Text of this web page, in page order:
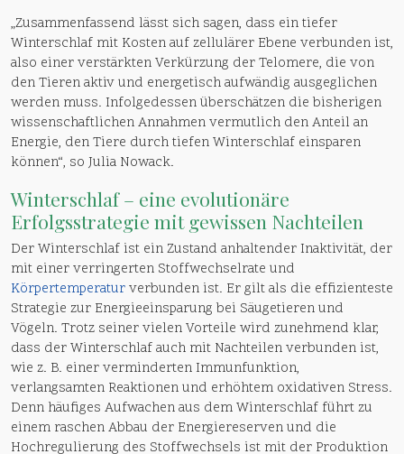
„Zusammenfassend lässt sich sagen, dass ein tiefer
Winterschlaf mit Kosten auf zellulärer Ebene verbunden ist,
also einer verstärkten Verkürzung der Telomere, die von
den Tieren aktiv und energetisch aufwändig ausgeglichen
werden muss. Infolgedessen überschätzen die bisherigen
wissenschaftlichen Annahmen vermutlich den Anteil an
Energie, den Tiere durch tiefen Winterschlaf einsparen
können“, so Julia Nowack.
Winterschlaf– eine evolutionäre
Erfolgsstrategie mit gewissen Nachteilen
Der Winterschlaf ist ein Zustand anhaltender Inaktivität, der
mit einer verringerten Stoffwechselrate und
Körpertemperaturverbunden ist. Er gilt als die effizienteste
Strategie zur Energieeinsparung bei Säugetieren und
Vögeln. Trotz seiner vielen Vorteile wird zunehmend klar,
dass der Winterschlaf auch mit Nachteilen verbunden ist,
wie z. B. einer verminderten Immunfunktion,
verlangsamten Reaktionen und erhöhtem oxidativen Stress.
Denn häufiges Aufwachen aus dem Winterschlaf führt zu
einem raschen Abbau der Energiereserven und die
Hochregulierung des Stoffwechsels ist mit der Produktion